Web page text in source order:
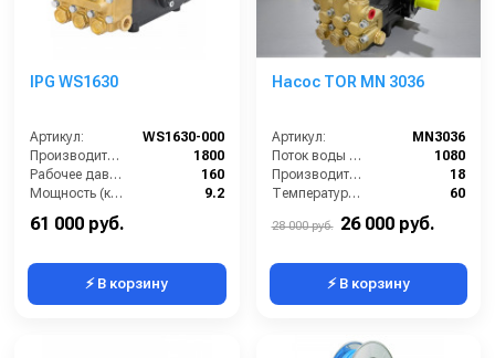
IPG WS1630
Артикул:
WS1630-000
Производительность (л/ч):
1800
Рабочее давление (бар):
160
Мощность (кВт):
9.2
Обороты двигателя (об/мин):
61 000 руб.
⚡ В корзину
Насос TOR MN 3036
Артикул:
MN3036
Поток воды (л/час):
1080
Производительность (л/мин):
18
Температура (°C):
60
28 000 руб. 26 000 руб.
⚡ В корзину